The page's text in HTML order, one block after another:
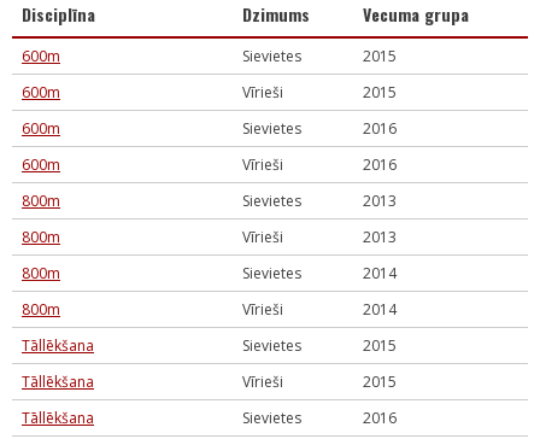
Disciplīna Dzimums Vecuma grupa
600m Sievietes
2015
600m
Vīrieši
2015
600m
Sievietes
2016
600m
Vīrieši
2016
800m
Sievietes
2013
800m
Vīrieši
2013
800m
Sievietes
2014
800m
Vīrieši
2014
Tāllēkšana
Sievietes
2015
Tāllēkšana
Vīrieši
2015
Tāllēkšana
Sievietes
2016